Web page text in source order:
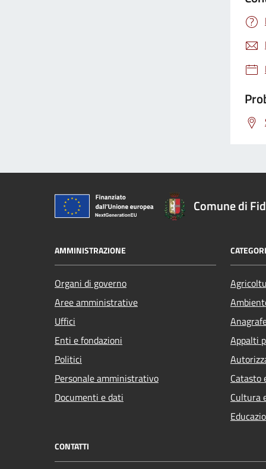
Comune di
AMMINISTRAZIONE
Organi di governo
Aree amministrative
Uffici
Enti e fondazioni
Politici
Personale amministrativo
Documenti e dati
Appalti
Catasto
Cultura
CONTATTI